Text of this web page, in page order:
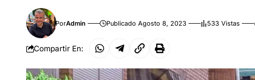
PorAdmin Publicado Agosto 8, 2023 533 Vistas
Compartir En: